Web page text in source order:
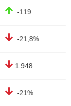
-119
-21,8%
1.948
-21%